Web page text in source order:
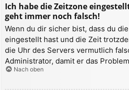
Ich habe die Zeitzone
geht immer noch falsch!
Wenn du dir sicher bist, dass du
eingestellt hast und die Zeit
die Uhr des Servers vermutlich
Administrator, damit er das
Nach oben